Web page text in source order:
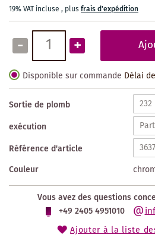
19% VAT incluse , plusfrais d'expédition
- +
Disponible sur commande Délai
Sortie de plomb
exécution
Référence d'article
Couleur
Vous avez des questions
+49 2405 4951010
Ajouter à la liste